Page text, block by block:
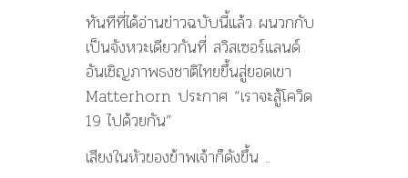
ทันทีที่ได้อ่านข่าวฉบับนี้แล้ว ผนวกกับ
เป็นจังหวะเดียวกันที่ สวิสเซอร์แลนด์
อันเชิญภาพธงชาติไทยขึ้นสู่ยอดเขา
Matterhorn ประกาศ “เราจะสู้โควิด
19 ไปด้วยกัน”
เสียงในหัวของข้าพเจ้าก็ดังขึ้น ..